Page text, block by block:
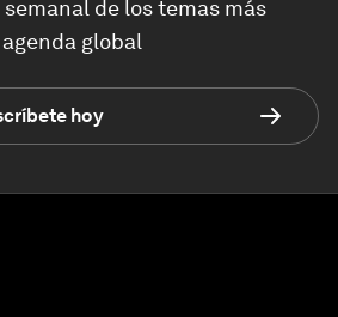
de los temas más
global
hoy